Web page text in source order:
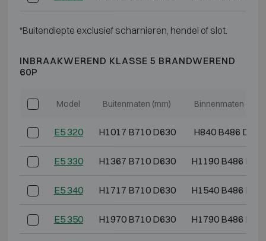
*Buitendiepte exclusief scharnieren, hendel of slot.
INBRAAKWEREND KLASSE 5 BRANDWEREND
60P
Model Buitenmaten (mm) Binnenmaten (mm)
E5 320 H1017 B710 D630 H840 B486 D364
E5 330 H1367 B710 D630 H1190 B486
E5 340 H1717 B710 D630 H1540 B486
E5 350 H1970 B710 D630 H1790 B486